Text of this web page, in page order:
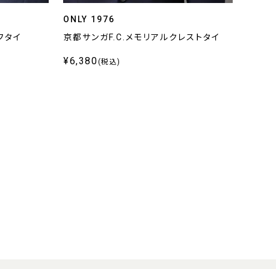
タイ
ONLY 1976
京都サンガF.C.メモリアルクレストタイ
¥6,380(税込)